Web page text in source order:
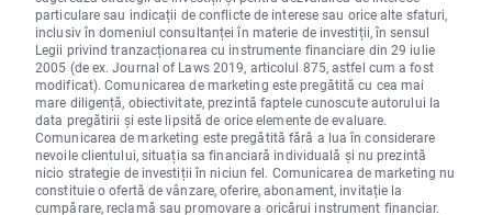
particulare sau indicații de conflicte de interese sau orice alte sfaturi,
inclusiv în domeniul consultanței în materie de investiții, în sensul
Legii privind tranzacționarea cu instrumente financiare din 29 iulie
2005 (de ex. Journal of Laws 2019, articolul 875, astfel cum a fost
modificat). Comunicarea de marketing este pregătită cu cea mai
mare diligență, obiectivitate, prezintă faptele cunoscute autorului la
data pregătirii și este lipsită de orice elemente de evaluare.
Comunicarea de marketing este pregătită fără a lua în considerare
nevoile clientului, situația sa financiară individuală și nu prezintă
nicio strategie de investiții în niciun fel. Comunicarea de marketing nu
constituie o ofertă de vânzare, oferire, abonament, invitație la
cumpărare, reclamă sau promovare a oricărui instrument financiar.